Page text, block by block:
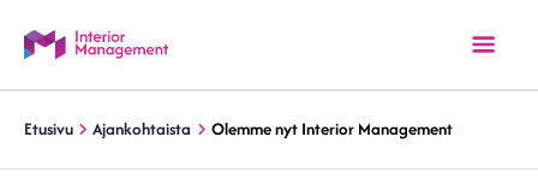
Etusivu Ajankohtaista Olemme nyt Interior Management